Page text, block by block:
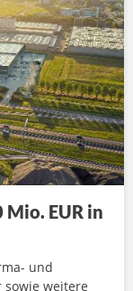
EUR in
und
weitere